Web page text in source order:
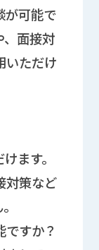
が可能で
、面接対
いただけ
ます。
対策など
すか？